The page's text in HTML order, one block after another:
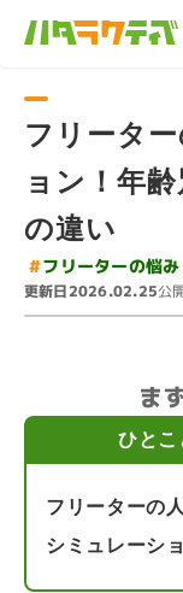
フリータ
ョン！年
の違い
#フリーターの悩み
更新日2026.02.25公
ま
ひとこ
フリーターの
シミュレーシ